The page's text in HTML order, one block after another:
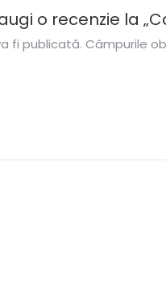
o recenzie la
fi publicată. Câmpurile